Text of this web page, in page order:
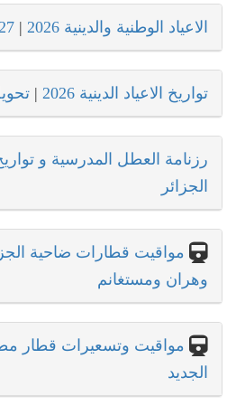
الاعياد الوطنية والدينية 2026 |
تواريخ الاعياد الدينية 2026 |
رزنامة العطل المدرسية و
الجزائر
مواقيت قطارات ضاحية
وهران ومستغانم
مواقيت وتسعيرات قطار
الجديد